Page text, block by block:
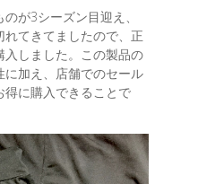
が3シーズン目迎え、
てきてましたので、正
入しました。この製品の
に加え、店舗でのセール
に購入できることで